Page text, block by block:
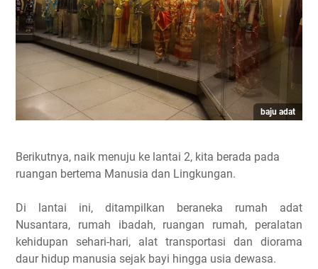
baju adat
Berikutnya, naik menuju ke lantai 2, kita berada pada
ruangan bertema Manusia dan Lingkungan.
Di lantai ini, ditampilkan beraneka rumah adat
Nusantara, rumah ibadah, ruangan rumah, peralatan
kehidupan sehari-hari, alat transportasi dan diorama
daur hidup manusia sejak bayi hingga usia dewasa.